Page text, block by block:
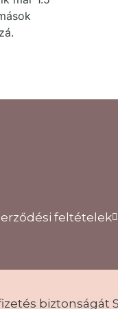
feltételek
biztonságát